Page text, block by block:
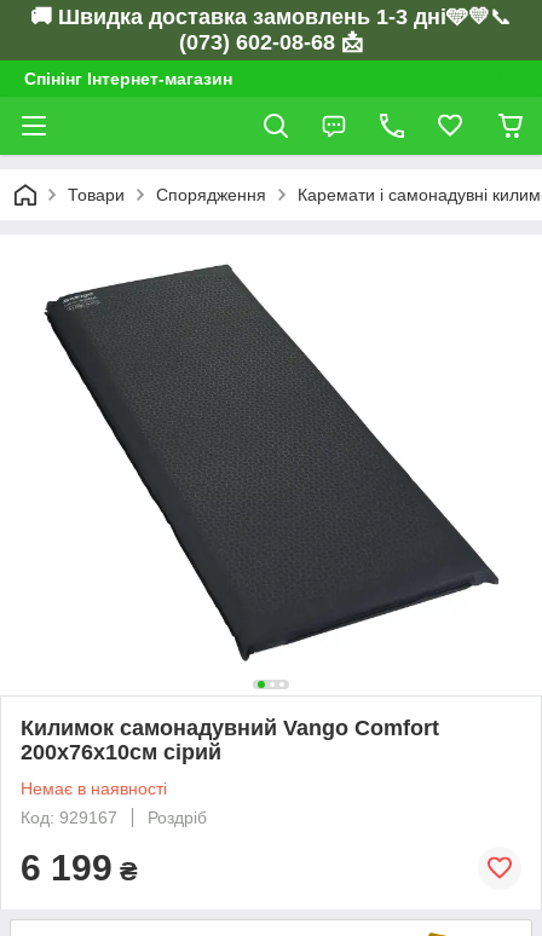
🚚 Швидка доставка замовлень 1-3 дні🩵💛📞
(073) 602-08-68 📩
Спінінг Інтернет-магазин
Товари Спорядження Каремати і самонадувні
Килимок самонадувний Vango Comfort
200х76х10см сірий
Немає в наявності
Код: 929167
Роздріб
6 199 ₴